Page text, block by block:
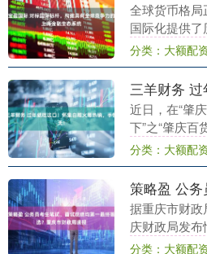
全球货币格
国际化提供
国家战略定位
进入从规模
当前的核心任
分类：大额配
近日，在“肇
下”之“肇庆百
食品有限公司
捧的“明星产
分类：大额配
据重庆市财政
庆财政局发
名）与遴选岗
分类：大额配